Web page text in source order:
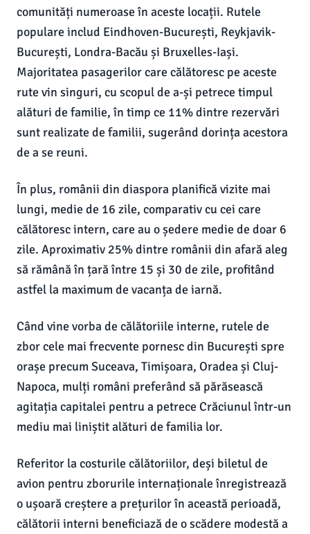
comunități numeroase în aceste locații. Rutele
populare includ Eindhoven-București, Reykjavik-
București, Londra-Bacău și Bruxelles-Iași.
Majoritatea pasagerilor care călătoresc pe aceste
rute vin singuri, cu scopul de a-și petrece timpul
alături de familie, în timp ce 11% dintre rezervări
sunt realizate de familii, sugerând dorința acestora
de a se reuni.
În plus, românii din diaspora planifică vizite mai
lungi, medie de 16 zile, comparativ cu cei care
călătoresc intern, care au o ședere medie de doar 6
zile. Aproximativ 25% dintre românii din afară aleg
să rămână în țară între 15 și 30 de zile, profitând
astfel la maximum de vacanța de iarnă.
Când vine vorba de călătoriile interne, rutele de
zbor cele mai frecvente pornesc din București spre
orașe precum Suceava, Timișoara, Oradea și Cluj-
Napoca, mulți români preferând să părăsească
agitația capitalei pentru a petrece Crăciunul într-un
mediu mai liniștit alături de familia lor.
Referitor la costurile călătoriilor, deși biletul de
avion pentru zborurile internaționale înregistrează
o ușoară creștere a prețurilor în această perioadă,
călătorii interni beneficiază de o scădere modestă a